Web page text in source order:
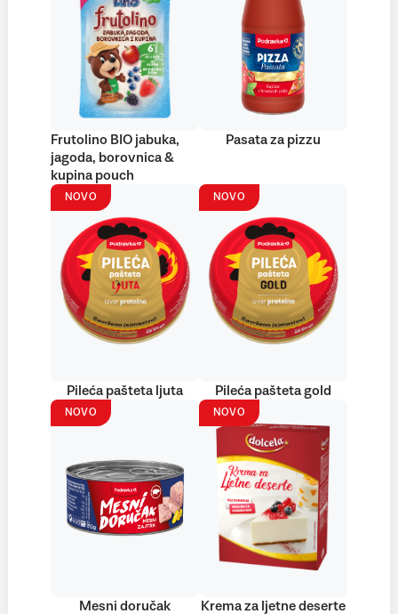
Frutolino BIO jabuka,
jagoda, borovnica &
kupina pouch
Pasata za pizzu
NOVO
Pileća pašteta ljuta
NOVO
Pileća pašteta gold
NOVO
Mesni doručak
NOVO
Krema za ljetne deserte